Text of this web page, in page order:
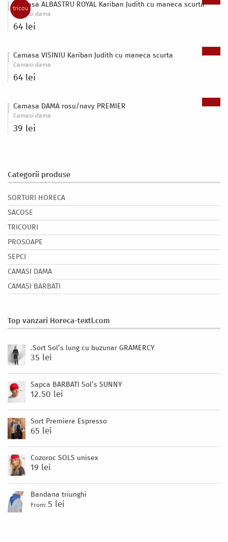
tricou
Camasa ALBASTRU ROYAL Kariban Judith cu maneca scurta
Camasi dama
64 lei
Camasa VISINIU Kariban Judith cu maneca scurta
Camasi dama
64 lei
Camasa DAMA rosu/navy PREMIER
Camasi dama
39 lei
Categorii produse
SORTURI HORECA
SACOSE
TRICOURI
PROSOAPE
SEPCI
CAMASI DAMA
CAMASI BARBATI
Top vanzari Horeca-textl.com
.Sort Sol’s lung cu buzunar GRAMERCY
35 lei
Sapca BARBATI Sol’s SUNNY
12.50 lei
Sort Premiere Espresso
65 lei
Cozoroc SOLS unisex
19 lei
Bandana triunghi
From: 5 lei